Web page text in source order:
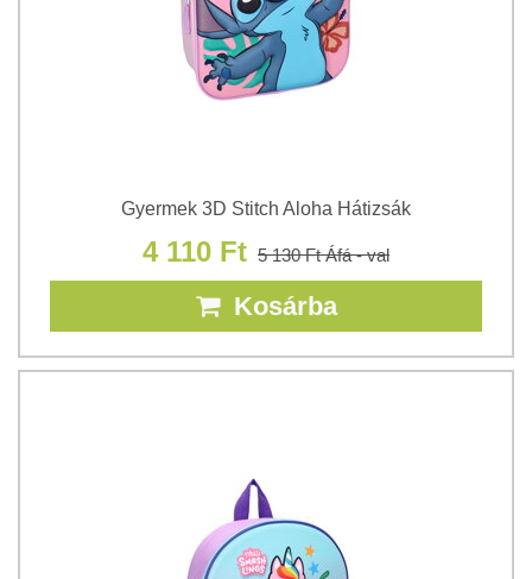
Gyermek 3D Stitch Aloha Hátizsák
4 110 Ft 5 130 FtÁfá - val
Kosárba